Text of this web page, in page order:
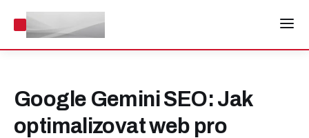
Google Gemini SEO: Jak
optimalizovat web pro